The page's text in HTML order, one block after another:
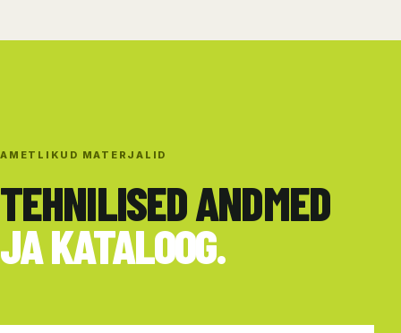
AMETLIKUD MATERJALID
TEHNILISED ANDMED
JA KATALOOG.